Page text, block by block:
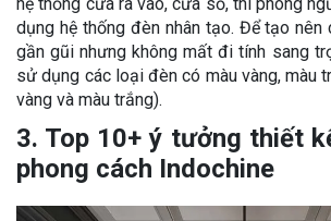
dụng hệ thống đèn nhân tạo. Để tạo nên
gần gũi nhưng không mất đi tính sang
sử dụng các loại đèn có màu vàng, màu
vàng và màu trắng).
3. Top 10+ ý tưởng thiết
phong cách Indochine